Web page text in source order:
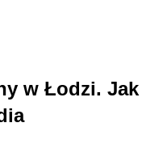
w Łodzi. Jak